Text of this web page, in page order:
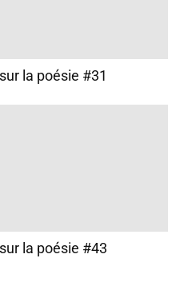
la poésie #31
la poésie #43